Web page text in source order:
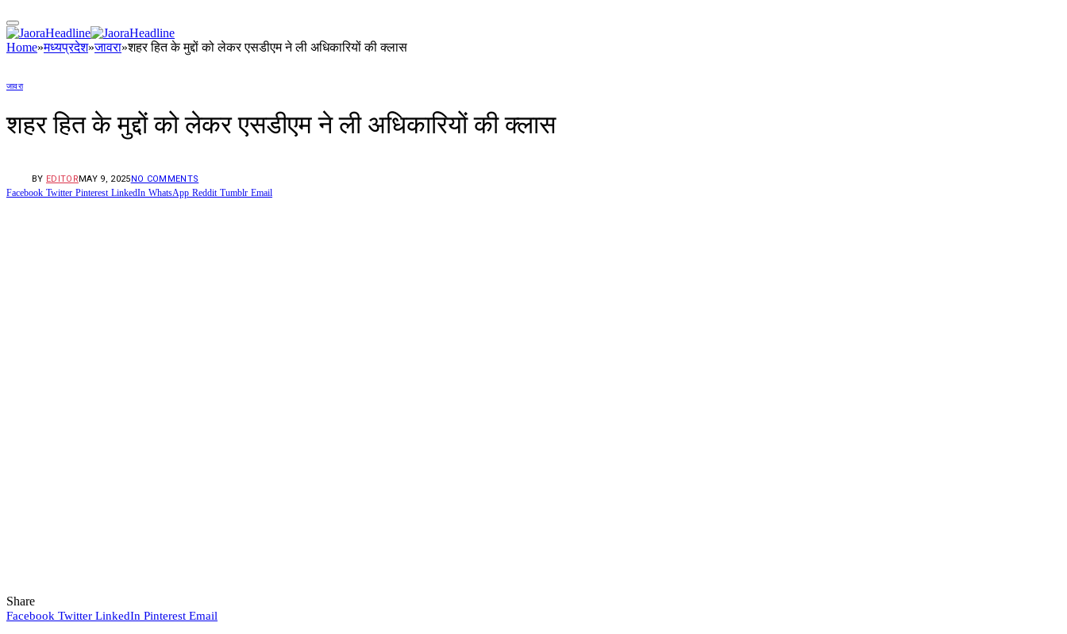
Home»मध्यप्रदेश»जावरा»शहर हित के मुद्दों को लेकर एसडीएम ने ली अधिकारियों की क्लास
जावरा
शहर हित के मुद्दों को लेकर एसडीएम ने ली अधिकारियों की क्लास
BY EDITORMAY 9, 2025NO COMMENTS
Facebook Twitter Pinterest LinkedIn WhatsApp Reddit Tumblr Email
Share
Facebook Twitter LinkedIn Pinterest Email